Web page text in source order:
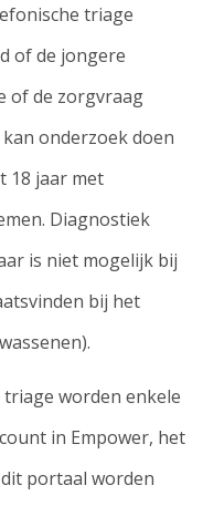
triage
of de jongere
of de zorgvraag
onderzoek doen
18 jaar met
Diagnostiek
is niet mogelijk bij
bij het
worden enkele
in Empower, het
portaal worden